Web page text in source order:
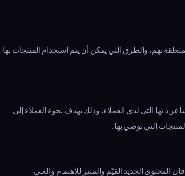
بهم، والطرق التي يمكن أن يتم استخدام المنتجات بها
ذاتها التي لدى العملاء، وذلك بهدف لجوء العملاء إلى
التي توصي بها.
الجديد القيّم والمثير للاهتمام والغني